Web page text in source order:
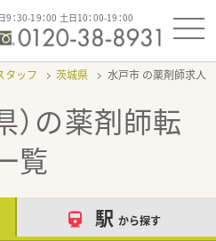
9：30-19：00 土日10：00-19：00
タッフ 茨城県 水戸市
の薬剤師転
覧
駅 から探す